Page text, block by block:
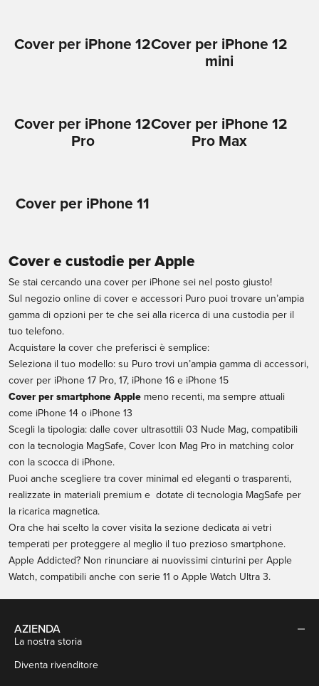
Cover per iPhone 12Cover per iPhone 12
mini
Cover per iPhone 12
Pro
Cover per iPhone 12
Pro Max
Cover per iPhone 11
Cover e custodie per Apple
Se stai cercando una cover per iPhone sei nel posto giusto!
Sul negozio online di cover e accessori Puro puoi trovare un’ampia
gamma di opzioni per te che sei alla ricerca di una custodia per il
tuo telefono.
Acquistare la cover che preferisci è semplice:
Seleziona il tuo modello: su Puro trovi un’ampia gamma di accessori,
cover per iPhone 17 Pro, 17, iPhone 16 e iPhone 15
Cover per smartphone Apple meno recenti, ma sempre attuali
come iPhone 14 o iPhone 13
Scegli la tipologia: dalle cover ultrasottili 03 Nude Mag, compatibili
con la tecnologia MagSafe, Cover Icon Mag Pro in matching color
con la scocca di iPhone.
Puoi anche scegliere tra cover minimal ed eleganti o trasparenti,
realizzate in materiali premium e dotate di tecnologia MagSafe per
la ricarica magnetica.
Ora che hai scelto la cover visita la sezione dedicata ai vetri
temperati per proteggere al meglio il tuo prezioso smartphone.
Apple Addicted? Non rinunciare ai nuovissimi cinturini per Apple
Watch, compatibili anche con serie 11 o Apple Watch Ultra 3.
AZIENDA
La nostra storia
Diventa rivenditore